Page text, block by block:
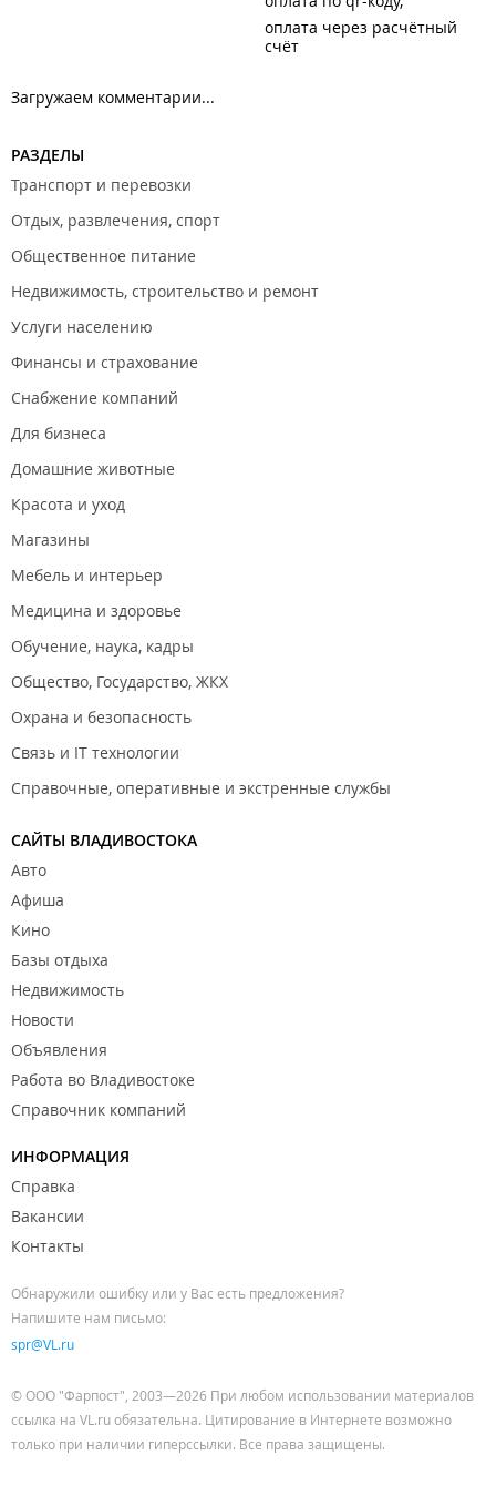
оплата через расчётный
счёт
Загружаем комментарии...
РАЗДЕЛЫ
Транспорт и перевозки
Отдых, развлечения, спорт
Общественное питание
Недвижимость, строительство и ремонт
Услуги населению
Финансы и страхование
Снабжение компаний
Для бизнеса
Домашние животные
Красота и уход
Магазины
Мебель и интерьер
Медицина и здоровье
Обучение, наука, кадры
Общество, Государство, ЖКХ
Охрана и безопасность
Связь и IT технологии
Справочные, оперативные и экстренные службы
САЙТЫ ВЛАДИВОСТОКА
Авто
Афиша
Кино
Базы отдыха
Недвижимость
Новости
Объявления
Работа во Владивостоке
Справочник компаний
ИНФОРМАЦИЯ
Справка
Вакансии
Контакты
Обнаружили ошибку или у Вас есть предложения?
Напишите нам письмо:
spr@VL.ru
© ООО "Фарпост", 2003—2026 При любом использовании материалов
ссылка на VL.ru обязательна. Цитирование в Интернете возможно
только при наличии гиперссылки. Все права защищены.